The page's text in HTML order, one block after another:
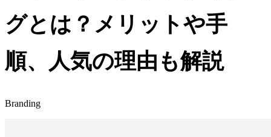
グとは？メリットや手
順、人気の理由も解説
Branding